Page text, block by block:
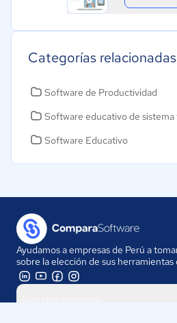
Categorías relacionadas
Software de Productividad
Software educativo de sistema
Software Educativo
Ayudamos a empresas de Perú a
sobre la elección de sus herramientas